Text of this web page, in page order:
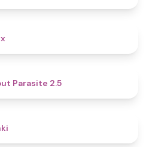
Parasite 2.5